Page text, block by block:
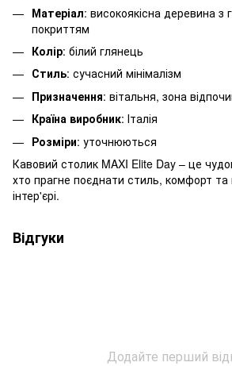
Матеріал: високоякісна деревина з
покриттям
Колір: білий глянець
Стиль: сучасний мінімалізм
Призначення: вітальня, зона
Країна виробник: Італія
Розміри: уточнюються
Кавовий столик MAXI Elite Day – це
хто прагне поєднати стиль, комфорт та
інтер'єрі.
Відгуки
Додайте перший